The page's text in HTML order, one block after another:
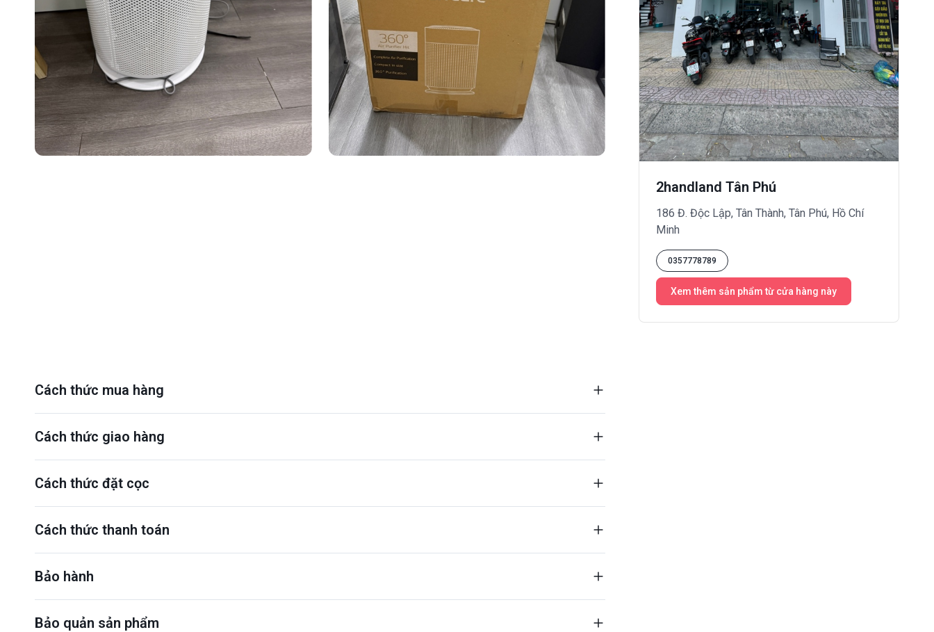
2handland Tân Phú
186 Đ. Độc Lập, Tân Thành, Tân Phú, Hồ Chí
Minh
0357778789
Xem thêm sản phẩm từ cửa hàng này
Cách thức mua hàng
Cách thức giao hàng
Cách thức đặt cọc
Cách thức thanh toán
Bảo hành
Bảo quản sản phẩm